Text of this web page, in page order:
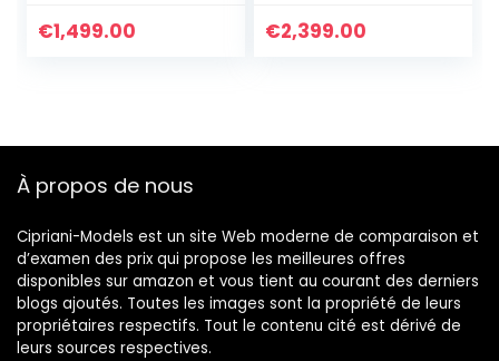
Fait A La Main pour
€1,499.00
Main D’exquis pour
€2,399.00
À propos de nous
Cipriani-Models est un site Web moderne de comparaison et
d’examen des prix qui propose les meilleures offres
disponibles sur amazon et vous tient au courant des derniers
blogs ajoutés. Toutes les images sont la propriété de leurs
propriétaires respectifs. Tout le contenu cité est dérivé de
leurs sources respectives.